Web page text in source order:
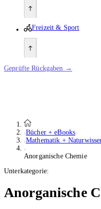
Freizeit & Sport
Geprüfte Rückgaben →
Bücher + eBooks
Mathematik +
Anorganische Chemie
Unterkategorie:
Anorganische